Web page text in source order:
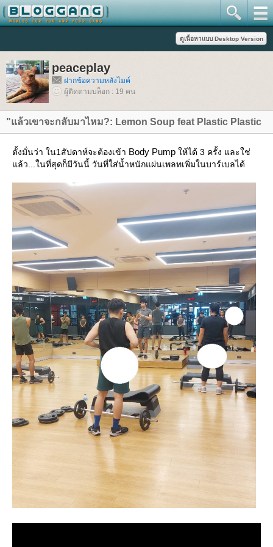
peaceplay
ฝากข้อความหลังไมค์
ผู้ติดตามบล็อก : 19 คน
"แล้วเขาจะกลับมาไหม?: Lemon Soup feat Plastic Plastic
ตั้งมั่นว่า ใน1สัปดาห์จะต้องเข้า Body Pump ห้ได้ 3 ครั้ง และใช่
ล้ว...ในที่สุดก็มีวันนี้ วันที่ใส่น้ำหนักแผ่นเพลทเพิ่มในบาร์เบลได้